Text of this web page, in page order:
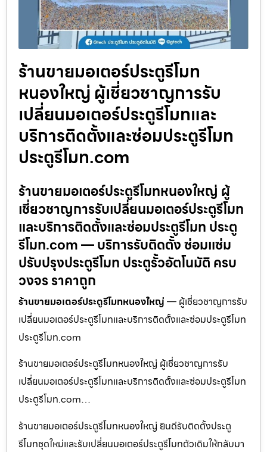
ร้านขายมอเตอร์ประตูรีโมท
หนองใหญ่ ผู้เชี่ยวชาญการรับ
เปลี่ยนมอเตอร์ประตูรีโมทและ
บริการติดตั้งและซ่อมประตูรีโมท
ประตูรีโมท.com
ร้านขายมอเตอร์ประตูรีโมทหนองใหญ่ ผู้
เชี่ยวชาญการรับเปลี่ยนมอเตอร์ประตูรีโมท
และบริการติดตั้งและซ่อมประตูรีโมท ประตู
รีโมท.com — บริการรับติดตั้ง ซ่อมแซ่ม
ปรับปรุงประตูรีโมท ประตูรั้วอัตโนมัติ ครบ
วงจร ราคาถูก
ร้านขายมอเตอร์ประตูรีโมทหนองใหญ่ — ผู้เชี่ยวชาญการรับ
เปลี่ยนมอเตอร์ประตูรีโมทและบริการติดตั้งและซ่อมประตูรีโมท
ประตูรีโมท.com
ร้านขายมอเตอร์ประตูรีโมทหนองใหญ่ ผู้เชี่ยวชาญการรับ
เปลี่ยนมอเตอร์ประตูรีโมทและบริการติดตั้งและซ่อมประตูรีโมท
ประตูรีโมท.com…
ร้านขายมอเตอร์ประตูรีโมทหนองใหญ่ ยินดีรับติดตั้งประตู
รีโมทชุดใหม่และรับเปลี่ยนมอเตอร์ประตูรีโมทตัวเดิมให้กลับมา